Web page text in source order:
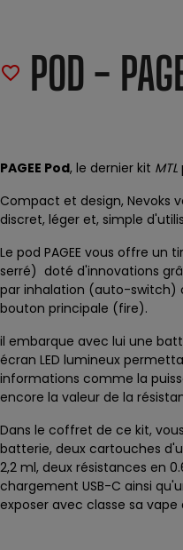
favorite_border POD -
PAGEE Pod, le dernier kit MTL
Compact et design, Nevoks
discret, léger et, simple
Le pod PAGEE vous offre un
serré) doté d'innovations
par inhalation (auto-switch)
bouton principale (fire).
il embarque avec lui une
écran LED lumineux
informations comme la
encore la valeur de la
Dans le coffret de ce kit,
batterie, deux cartouches
2,2 ml, deux résistances en
chargement USB-C ainsi
exposer avec classe sa vape